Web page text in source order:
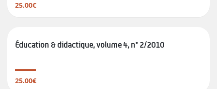
25.00€
Éducation & didactique, volume 4, n° 2/2010
25.00€